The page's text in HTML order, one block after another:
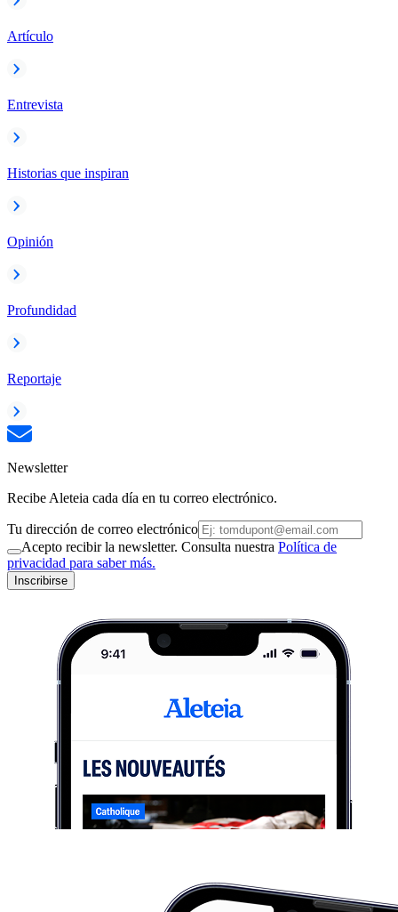
Artículo
Entrevista
Historias que inspiran
Opinión
Profundidad
Reportaje
Newsletter
Recibe Aleteia cada día en tu correo electrónico.
Tu dirección de correo electrónico
Acepto recibir la newsletter. Consulta nuestra Política de
privacidad para saber más.
Inscribirse